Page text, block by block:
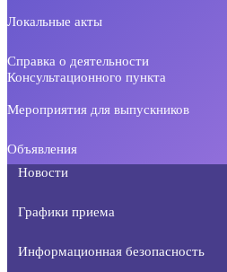
Локальные акты
Справка о деятельности
Консультационного пункта
Мероприятия для выпускников
Объявления
Новости
Графики приема
Информационная безопасность